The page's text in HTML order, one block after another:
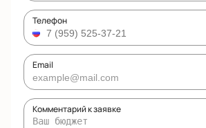
Телефон
Email
Комментарий к заявке